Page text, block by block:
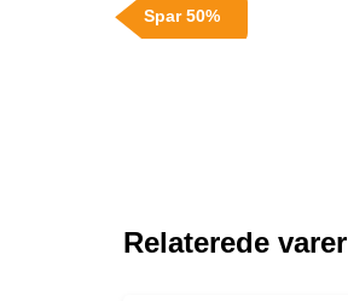
Spar 50%
Relaterede varer